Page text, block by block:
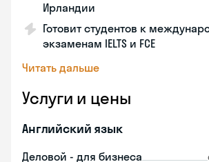
Ирландии
Готовит студентов к
экзаменам IELTS и FCE
Читать дальше
Услуги и цены
Английский язык
Деловой - для бизнеса